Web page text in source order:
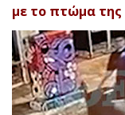
με το πτώμα της